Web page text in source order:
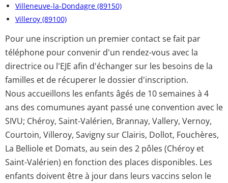
Villeneuve-la-Dondagre (89150)
Villeroy (89100)
Pour une inscription un premier contact se fait par
téléphone pour convenir d'un rendez-vous avec la
directrice ou l'EJE afin d'échanger sur les besoins de la
familles et de récuperer le dossier d'inscription.
Nous accueillons les enfants âgés de 10 semaines à 4
ans des comumunes ayant passé une convention avec le
SIVU; Chéroy, Saint-Valérien, Brannay, Vallery, Vernoy,
Courtoin, Villeroy, Savigny sur Clairis, Dollot, Fouchères,
La Belliole et Domats, au sein des 2 pôles (Chéroy et
Saint-Valérien) en fonction des places disponibles. Les
enfants doivent être à jour dans leurs vaccins selon le